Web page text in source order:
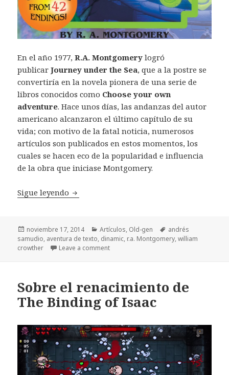
En el año 1977,R.A. Montgomery logró
publicarJourney under the Sea, que a la postre se
convertiría en la novela pionera de una serie de
libros conocidos como Choose your own
adventure. Hace unos días, las andanzas del autor
americano alcanzaron el último capítulo de su
vida; con motivo de la fatal noticia, numerosos
artículos son publicados en estos momentos, los
cuales se hacen eco de la popularidad e influencia
de la obra que iniciase Montgomery.
Sigue leyendo Elige tu propia aventura original
Publicado
el
noviembre 17, 2014 Categorías
Artículos, Old-gen Etiquetas
andrés
samudio, aventura de texto, dinamic, r.a. Montgomery,william
crowther
Leave a comment
Sobre el renacimiento de
The Binding of Isaac